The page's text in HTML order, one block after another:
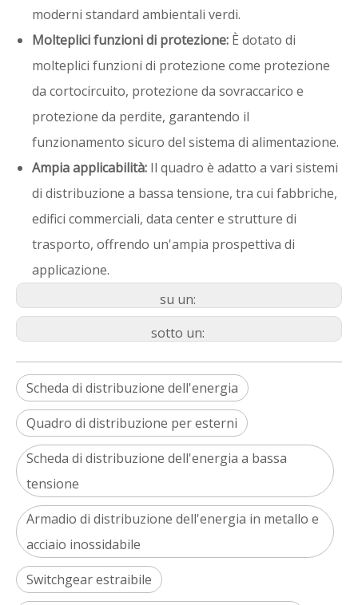
moderni standard ambientali verdi.
Molteplici funzioni di protezione: È dotato di
molteplici funzioni di protezione come protezione
da cortocircuito, protezione da sovraccarico e
protezione da perdite, garantendo il
funzionamento sicuro del sistema di alimentazione.
Ampia applicabilità: Il quadro è adatto a vari sistemi
di distribuzione a bassa tensione, tra cui fabbriche,
edifici commerciali, data center e strutture di
trasporto, offrendo un'ampia prospettiva di
applicazione.
su un:
sotto un:
Scheda di distribuzione dell'energia
Quadro di distribuzione per esterni
Scheda di distribuzione dell'energia a bassa
tensione
Armadio di distribuzione dell'energia in metallo e
acciaio inossidabile
Switchgear estraibile